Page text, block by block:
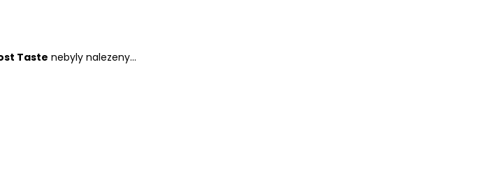
Taste nebyly nalezeny...
2KS